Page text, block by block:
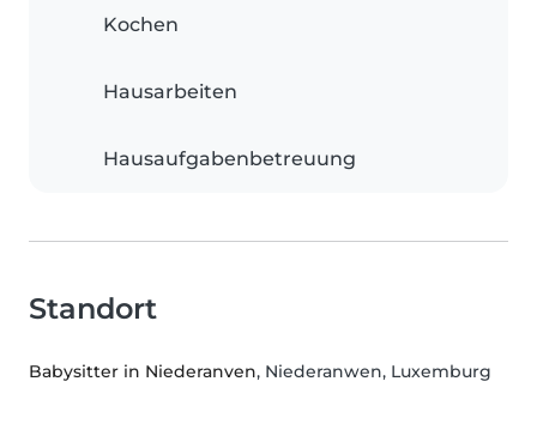
Kochen
Hausarbeiten
Hausaufgabenbetreuung
Standort
Babysitter in Niederanven, Niederanwen, Luxemburg